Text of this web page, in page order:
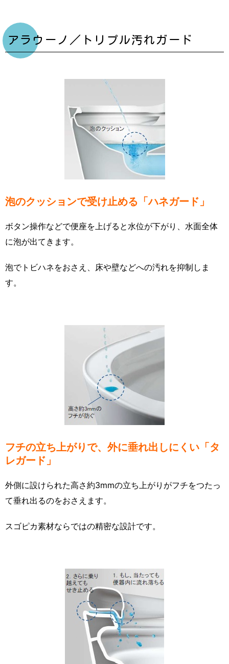
アラウーノ／トリプル汚れガード
泡のクッションで受け止める「ハネガード」
ボタン操作などで便座を上げると水位が下がり、水面全体
に泡が出てきます。
泡でトビハネをおさえ、床や壁などへの汚れを抑制しま
す。
フチの立ち上がりで、外に垂れ出しにくい「タ
レガード」
外側に設けられた高さ約3mmの立ち上がりがフチをつたっ
て垂れ出るのをおさえます。
スゴピカ素材ならではの精密な設計です。